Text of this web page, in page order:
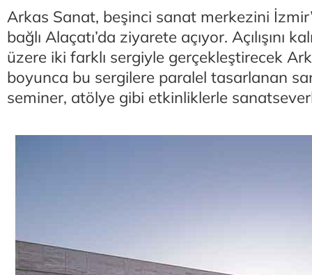
Arkas Sanat, beşinci sanat merkezini
bağlı Alaçatı’da ziyarete açıyor. Açılışını
üzere iki farklı sergiyle gerçekleştirecek
boyunca bu sergilere paralel tasarlanan
seminer, atölye gibi etkinliklerle